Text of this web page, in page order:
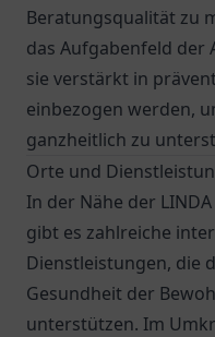
Beratungsqualität zu
das Aufgabenfeld der
sie verstärkt in
einbezogen werden,
ganzheitlich zu
Orte und
In der Nähe der
gibt es zahlreiche
Dienstleistungen, die
Gesundheit der
unterstützen. Im